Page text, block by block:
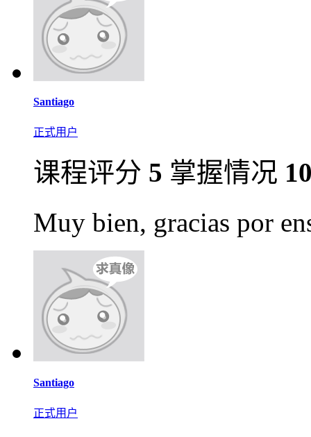
Santiago
正式用户
课程评分 5 掌握情况
Muy bien, gracias por
Santiago
正式用户